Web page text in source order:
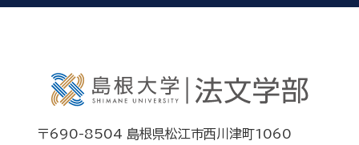
〒690-8504 島根県松江市西川津町1060